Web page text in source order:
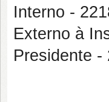
Interno -
Externo à
Presidente -